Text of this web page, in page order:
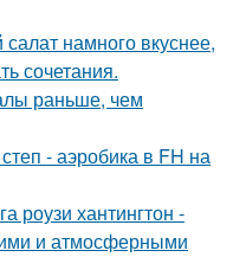
намного вкуснее,
сочетания.
раньше, чем
- аэробика в FH на
роузи хантингтон -
и атмосферными